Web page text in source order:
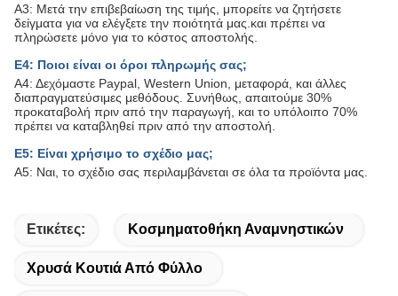
Α3: Μετά την επιβεβαίωση της τιμής, μπορείτε να ζητήσετε
δείγματα για να ελέγξετε την ποιότητά μας.και πρέπει να
πληρώσετε μόνο για το κόστος αποστολής.
Ε4: Ποιοι είναι οι όροι πληρωμής σας;
Α4: Δεχόμαστε Paypal, Western Union, μεταφορά, και άλλες
διαπραγματεύσιμες μεθόδους. Συνήθως, απαιτούμε 30%
προκαταβολή πριν από την παραγωγή, και το υπόλοιπο 70%
πρέπει να καταβληθεί πριν από την αποστολή.
Ε5: Είναι χρήσιμο το σχέδιο μας;
Α5: Ναι, το σχέδιο σας περιλαμβάνεται σε όλα τα προϊόντα μας.
Ετικέτες: Κοσμηματοθήκη Αναμνηστικών
Χρυσά Κουτιά Από Φύλλο